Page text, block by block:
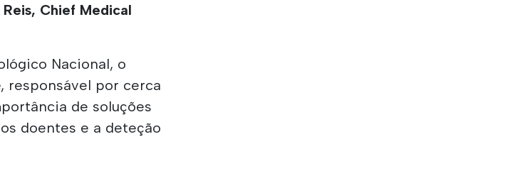
Chief Medical
Nacional, o
responsável por cerca
de soluções
doentes e a deteção